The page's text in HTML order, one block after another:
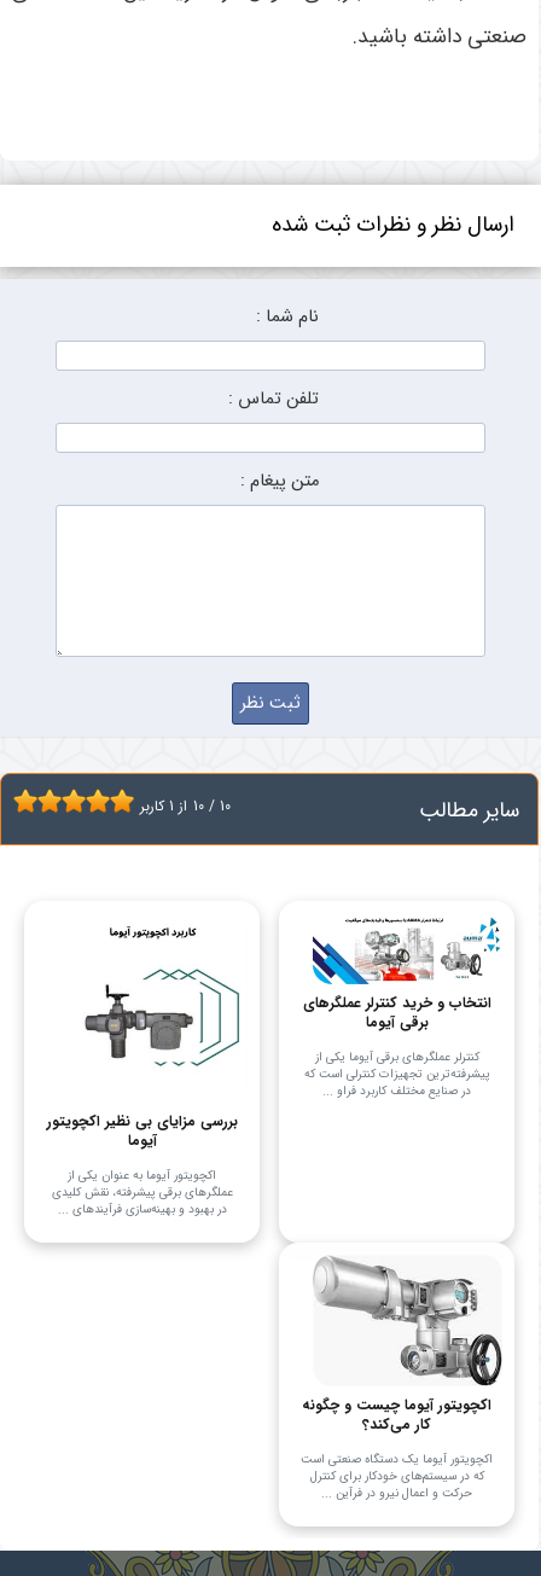
صنعتی داشته باشید.
ارسال نظر و نظرات ثبت شده
نام شما :
تلفن تماس :
متن پیغام :
سایر مطالب 10 / 10 از 1 کاربر
انتخاب و خرید کنترلر عملگرهای
برقی آیوما
کنترلر عملگرهای برقی آیوما یکی از
پیشرفته‌ترین تجهیزات کنترلی است که
در صنایع مختلف کاربرد فراو ...
بررسی مزایای بی نظیر اکچویتور
آیوما
اکچویتور آیوما به عنوان یکی از
عملگرهای برقی پیشرفته، نقش کلیدی
در بهبود و بهینه‌سازی فرآیندهای ...
اکچویتور آیوما چیست و چگونه
کار می‌کند؟
اکچویتور آیوما یک دستگاه صنعتی است
که در سیستم‌های خودکار برای کنترل
حرکت و اعمال نیرو در فرآین ...